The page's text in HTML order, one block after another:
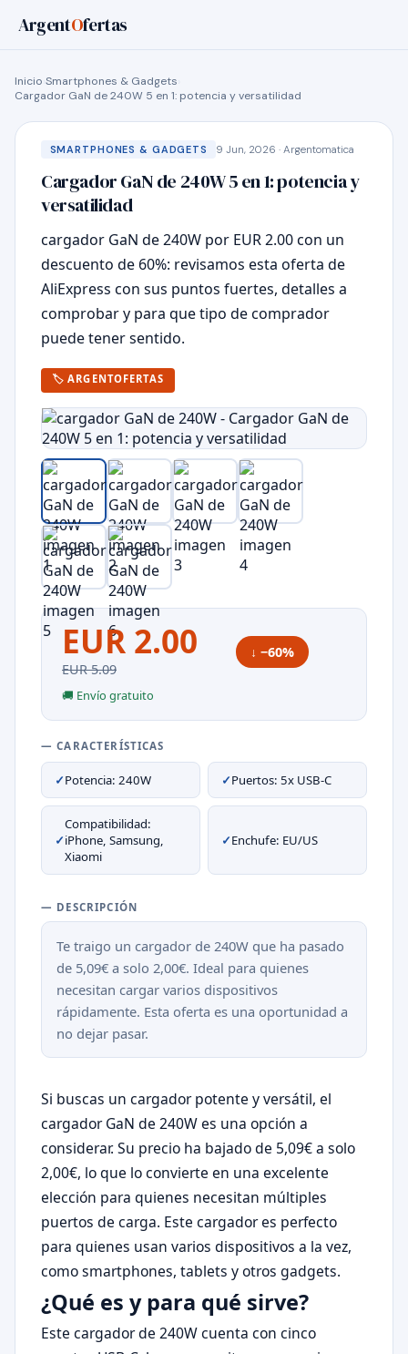
ArgentOfertas
Inicio Smartphones & Gadgets
Cargador GaN de 240W 5 en 1: potencia y versatilidad
SMARTPHONES & GADGETS 9 Jun, 2026 · Argentomatica
Cargador GaN de 240W 5 en 1: potencia y
versatilidad
cargador GaN de 240W por EUR 2.00 con un
descuento de 60%: revisamos esta oferta de
AliExpress con sus puntos fuertes, detalles a
comprobar y para que tipo de comprador
puede tener sentido.
🏷 ARGENTOFERTAS
EUR 2.00
EUR 5.09
↓ −60%
🚚 Envío gratuito
— CARACTERÍSTICAS
✓Potencia: 240W ✓Puertos: 5x USB-C
✓
Compatibilidad:
iPhone, Samsung,
Xiaomi
✓Enchufe: EU/US
— DESCRIPCIÓN
Te traigo un cargador de 240W que ha pasado
de 5,09€ a solo 2,00€. Ideal para quienes
necesitan cargar varios dispositivos
rápidamente. Esta oferta es una oportunidad a
no dejar pasar.
Si buscas un cargador potente y versátil, el
cargador GaN de 240W es una opción a
considerar. Su precio ha bajado de 5,09€ a solo
2,00€, lo que lo convierte en una excelente
elección para quienes necesitan múltiples
puertos de carga. Este cargador es perfecto
para quienes usan varios dispositivos a la vez,
como smartphones, tablets y otros gadgets.
¿Qué es y para qué sirve?
Este cargador de 240W cuenta con cinco